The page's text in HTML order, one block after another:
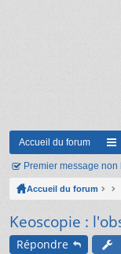
Accueil du forum
ac
co
ur
ci
Premier message non
Accueil du forum
Keoscopie :
Répondre